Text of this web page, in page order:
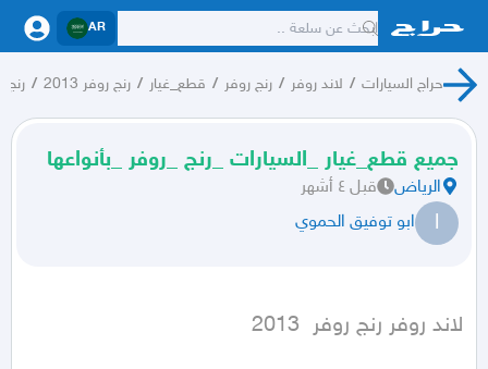
AR
حراج السيارات / لاند روفر / رنج روفر / قطع_غيار / رنج روفر 2013 / رنج
جميع قطع_غيار _السيارات _رنج _روفر _بأنواعها
الرياض قبل ٤ أشهر
ا ابو توفيق الحموي
لاند روفر رنج روفر  2013